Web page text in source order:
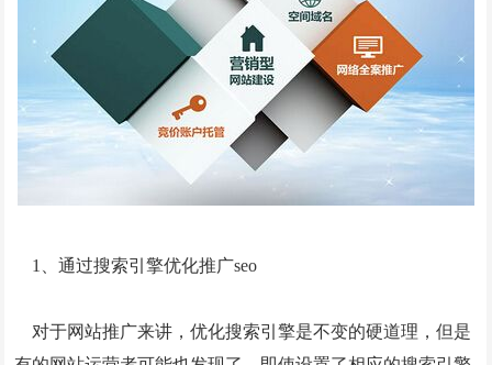
建站新闻
网站制作
全网营销
抖音代运营
1、通过搜索引擎优化推广seo
对于网站推广来讲，优化搜索引擎是不变的硬道理，但是